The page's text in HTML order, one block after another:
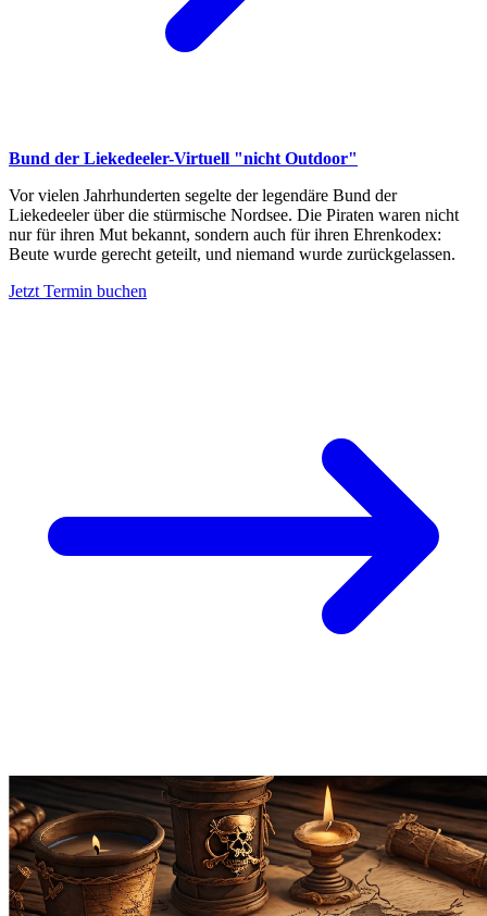
Bund der Liekedeeler-Virtuell "nicht Outdoor"
Vor vielen Jahrhunderten segelte der legendäre Bund der
Liekedeeler über die stürmische Nordsee. Die Piraten waren nicht
nur für ihren Mut bekannt, sondern auch für ihren Ehrenkodex:
Beute wurde gerecht geteilt, und niemand wurde zurückgelassen.
Jetzt Termin buchen